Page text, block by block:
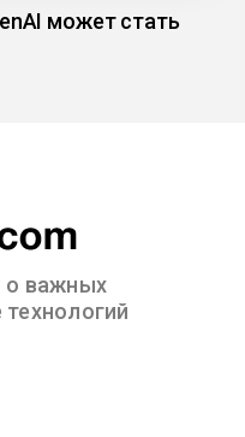
может стать
о важных